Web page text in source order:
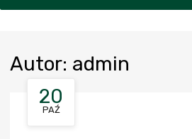
Autor: admin
20
PAŹ